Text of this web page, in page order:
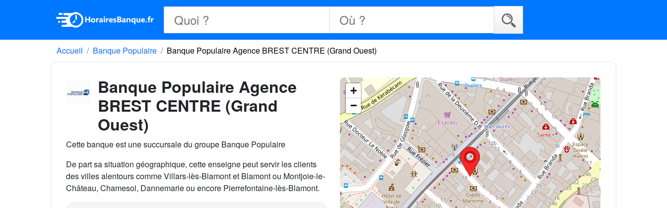
Accueil Banque Populaire Banque Populaire Agence BREST CENTRE (Grand Ouest)
Banque Populaire Agence
BREST CENTRE (Grand
Ouest)
Cette banque est une succursale du groupe Banque Populaire
De part sa situation géographique, cette enseigne peut servir les clients
des villes alentours comme Villars-lès-Blamont et Blamont ou Montjoie-le-
Château, Chamesol, Dannemarie ou encore Pierrefontaine-lès-Blamont.
+
−